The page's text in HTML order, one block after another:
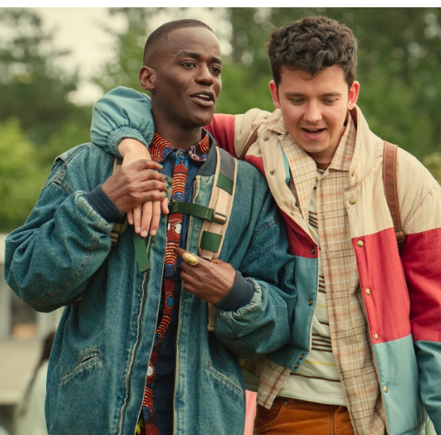
(Mr Groff) salen en 'Sex Education' pero ninguno de ellos es
de la enfermedad que 'Sex Education' le ayudó a superar
de 2023, 13:30
WhatsappFacebook
X
de Sex Education, la cuarta, se estrenó este